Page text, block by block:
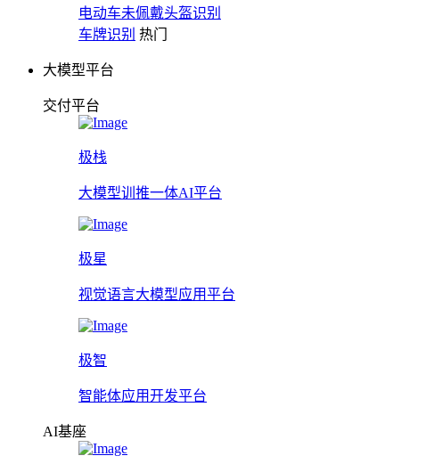
电动车未佩戴头盔识别
车牌识别 热门
大模型平台
交付平台
极栈
大模型训推一体AI平台
极星
视觉语言大模型应用平台
极智
智能体应用开发平台
AI基座